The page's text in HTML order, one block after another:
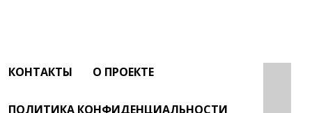
КОНТАКТЫ О ПРОЕКТЕ
ПОЛИТИКА КОНФИДЕНЦИАЛЬНОСТИ